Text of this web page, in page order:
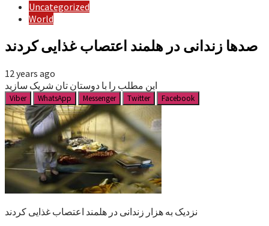
Uncategorized
World
صدها زندانی در هلمند اعتصاب غذایی کردند
12 years ago
این مطلب را با دوستان تان شریک سازید
Viber WhatsApp Messenger Twitter Facebook
نزدیک به هزار زندانی در هلمند اعتصاب غذایی کردند